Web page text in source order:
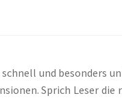
und besonders
Sprich Leser die